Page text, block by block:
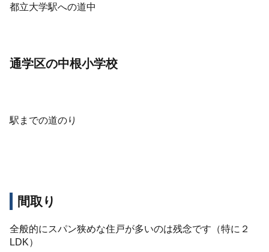
都立大学駅への道中
通学区の中根小学校
駅までの道のり
間取り
全般的にスパン狭めな住戸が多いのは残念です（特に２
LDK）